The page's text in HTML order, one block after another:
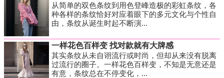
从简单的双色条纹到用色登峰造极的彩虹条纹，各
种各样的条纹恰好对应着眼下的多元文化与个性自
由，条纹从诞生时起不断演...
一样花色百样变 找对款就有大牌感
其实条纹从未自诩流行或时尚，但却从来没有脱离
过流行的圈子。一样花色百样变，不知是无意还是
有意，条纹总在不停变化，...